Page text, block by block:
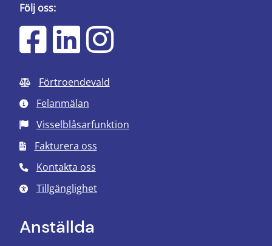
Följ oss:
Förtroendevald
Felanmälan
Visselblåsarfunktion
Fakturera oss
Kontakta oss
Tillgänglighet
Anställda